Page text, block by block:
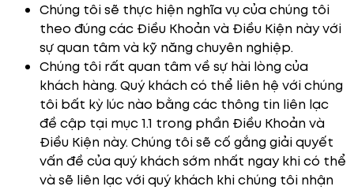
Chúng tôi sẽ thực hiện nghĩa vụ của chúng tôi
theo đúng các Điều Khoản và Điều Kiện này với
sự quan tâm và kỹ năng chuyên nghiệp.
Chúng tôi rất quan tâm về sự hài lòng của
khách hàng. Quý khách có thể liên hệ với chúng
tôi bất kỳ lúc nào bằng các thông tin liên lạc
đề cập tại mục 1.1 trong phần Điều Khoản và
Điều Kiện này. Chúng tôi sẽ cố gắng giải quyết
vấn đề của quý khách sớm nhất ngay khi có thể
và sẽ liên lạc với quý khách khi chúng tôi nhận